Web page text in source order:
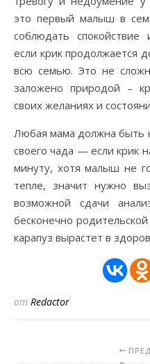
это первый малыш в
соблюдать
если крик продолжается
всю семью. Это не
заложено природой –
своих желаниях и
Любая мама должна быть
своего чада — если крик
минуту, хотя малыш не
тепле, значит нужно
возможной сдачи
бесконечно
карапуз вырастет в
от Redactor